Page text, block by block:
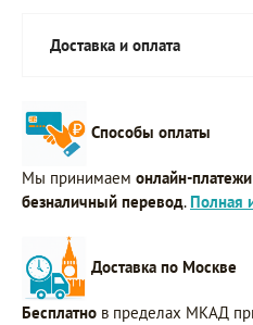
Доставка и оплата
Способы оплаты
Мы принимаем онлайн-платежи
безналичный перевод. Полная
Доставка по Москве
Бесплатно в пределах МКАД